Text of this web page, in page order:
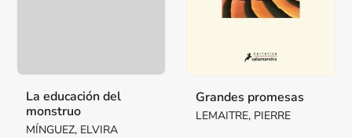
La educación del
monstruo
MÍNGUEZ, ELVIRA
Grandes promesas
LEMAITRE, PIERRE